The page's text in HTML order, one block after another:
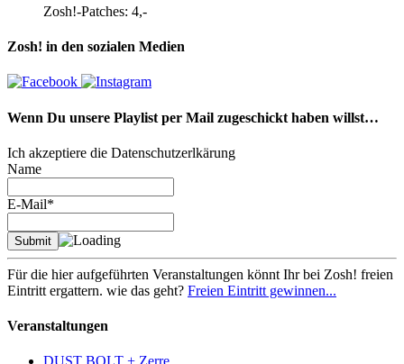
Zosh!-Patches: 4,-
Zosh! in den sozialen Medien
Wenn Du unsere Playlist per Mail zugeschickt haben willst…
Ich akzeptiere die Datenschutzerlkärung
Name
E-Mail*
Für die hier aufgeführten Veranstaltungen könnt Ihr bei Zosh! freien
Eintritt ergattern. wie das geht? Freien Eintritt gewinnen...
Veranstaltungen